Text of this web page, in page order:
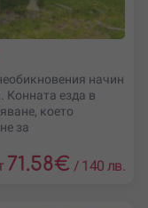
начин
Конната езда в
което
за
71.58€ / 140 лв.